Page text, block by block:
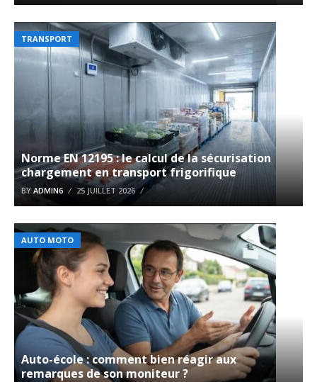
TRANSPORT
Norme EN 12195 : le calcul de la sécurisation
chargement en transport frigorifique
BY ADMIN6 25 JUILLET 2026
AUTO MOTO
Auto-école : comment bien réagir aux
remarques de son moniteur ?